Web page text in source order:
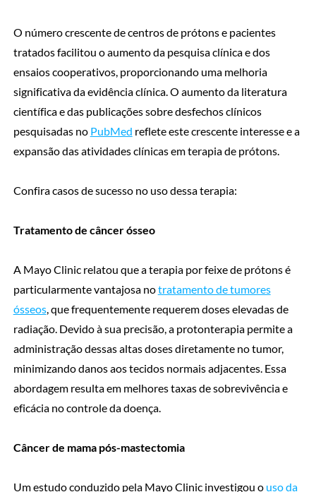
O número crescente de centros de prótons e pacientes
tratados facilitou o aumento da pesquisa clínica e dos
ensaios cooperativos, proporcionando uma melhoria
significativa da evidência clínica. O aumento da literatura
científica e das publicações sobre desfechos clínicos
pesquisadas no PubMed reflete este crescente interesse e a
expansão das atividades clínicas em terapia de prótons.
Confira casos de sucesso no uso dessa terapia:
Tratamento de câncer ósseo
A Mayo Clinic relatou que a terapia por feixe de prótons é
particularmente vantajosa notratamento de tumores
ósseos, que frequentemente requerem doses elevadas de
radiação. Devido à sua precisão, a protonterapia permite a
administração dessas altas doses diretamente no tumor,
minimizando danos aos tecidos normais adjacentes. Essa
abordagem resulta em melhores taxas de sobrevivência e
eficácia no controle da doença.
Câncer de mama pós-mastectomia
Um estudo conduzido pela Mayo Clinic investigou o uso da